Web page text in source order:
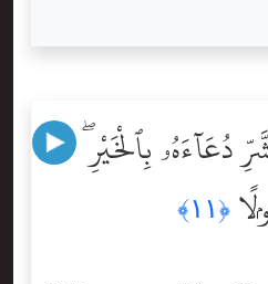
دُعَآءَهُۥ بِٱلْخَيْرِ
﴿١١﴾